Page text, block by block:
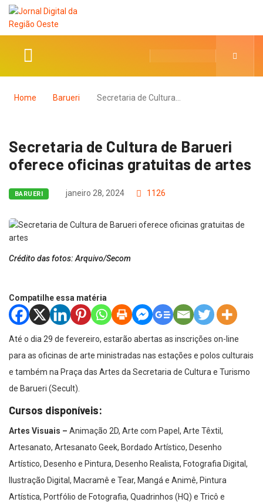
Home Barueri Secretaria de Cultura…
Secretaria de Cultura de Barueri
oferece oficinas gratuitas de artes
BARUERI janeiro 28, 2024 1126
Crédito das fotos: Arquivo/Secom
Compatilhe essa matéria
Até o dia 29 de fevereiro, estarão abertas as inscrições on-line
para as oficinas de arte ministradas nas estações e polos culturais
e também na Praça das Artes da Secretaria de Cultura e Turismo
de Barueri (Secult).
Cursos disponíveis:
Artes Visuais – Animação 2D, Arte com Papel, Arte Têxtil,
Artesanato, Artesanato Geek, Bordado Artístico, Desenho
Artístico, Desenho e Pintura, Desenho Realista, Fotografia Digital,
Ilustração Digital, Macramê e Tear, Mangá e Animê, Pintura
Artística, Portfólio de Fotografia, Quadrinhos (HQ) e Tricô e